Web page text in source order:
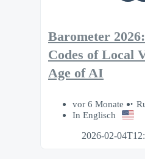
Barometer
Codes of Local
Age of AI
vor 6 Monate
In Englisch
2026-02-